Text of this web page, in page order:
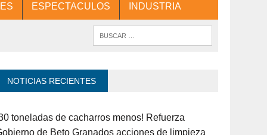
ESPECTACULOS INDUSTRIA
NOTICIAS RECIENTES
toneladas de cacharros menos! Refuerza
de Beto Granados acciones de limpieza